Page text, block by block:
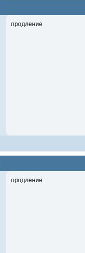
продление
продление